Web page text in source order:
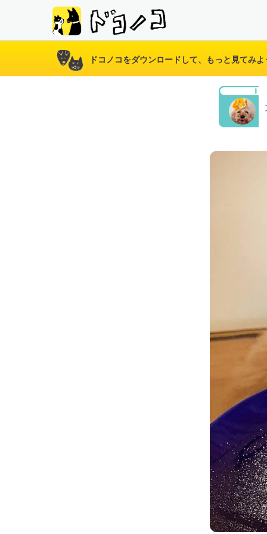
ドコノコをダウンロードして、もっと見てみ